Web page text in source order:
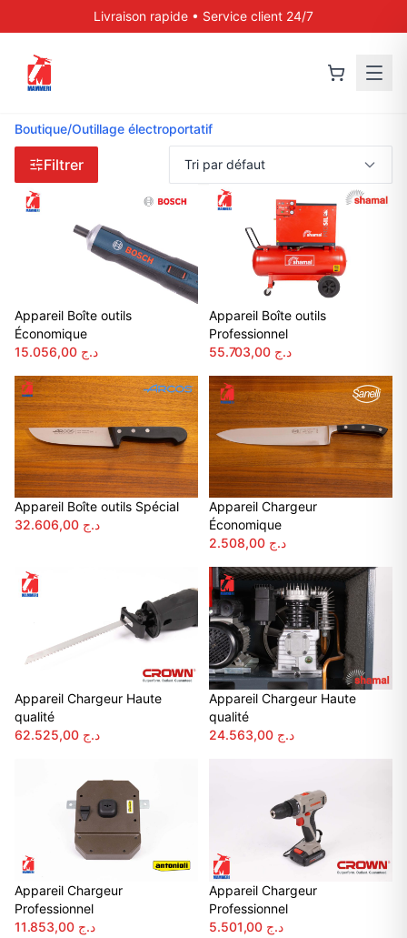
Livraison rapide • Service client 24/7
Boutique/Outillage électroportatif
Filtrer
Appareil Boîte outils
Économique
د.ج
Appareil Boîte outils
Professionnel
د.ج
Appareil Boîte outils Spécial
د.ج
Appareil Chargeur
Économique
د.ج
Appareil Chargeur Haute
qualité
د.ج
Appareil Chargeur Haute
qualité
د.ج
Appareil Chargeur
Professionnel
د.ج
Appareil Chargeur
Professionnel
د.ج